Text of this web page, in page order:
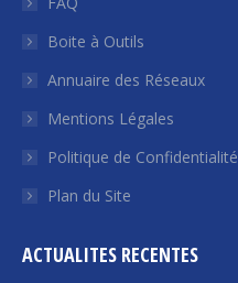
une
nouvelle
fenêtre
une
nouvelle
fenêtre
une
nouvelle
fenêtre
une
nouvelle
fenêtre
nouvelle
fenêtre
Boite à Outils
Annuaire des Réseaux
Mentions Légales
Politique de Confidentialité
Plan du Site
ACTUALITES RECENTES